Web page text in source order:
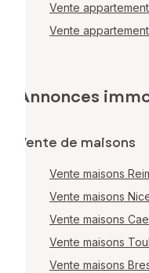
Vente
Vente
Annonces
Vente de maisons
Vente maisons
Vente maisons
Vente maisons
Vente maisons
Vente maisons